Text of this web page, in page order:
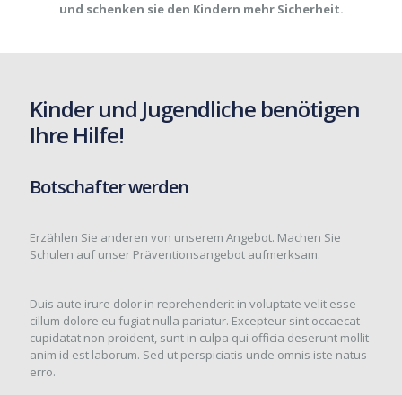
und schenken sie den Kindern mehr Sicherheit.
Kinder und Jugendliche benötigen
Ihre Hilfe!
Botschafter werden
Erzählen Sie anderen von unserem Angebot. Machen Sie
Schulen auf unser Präventionsangebot aufmerksam.
Duis aute irure dolor in reprehenderit in voluptate velit esse
cillum dolore eu fugiat nulla pariatur. Excepteur sint occaecat
cupidatat non proident, sunt in culpa qui officia deserunt mollit
anim id est laborum. Sed ut perspiciatis unde omnis iste natus
erro.